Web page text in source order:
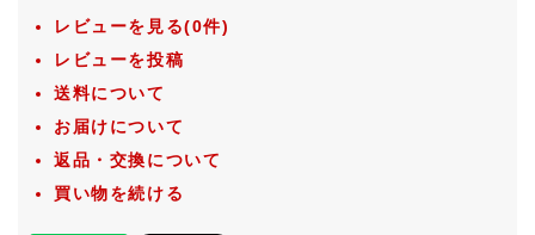
レビューを見る(0件)
レビューを投稿
送料について
お届けについて
返品・交換について
買い物を続ける